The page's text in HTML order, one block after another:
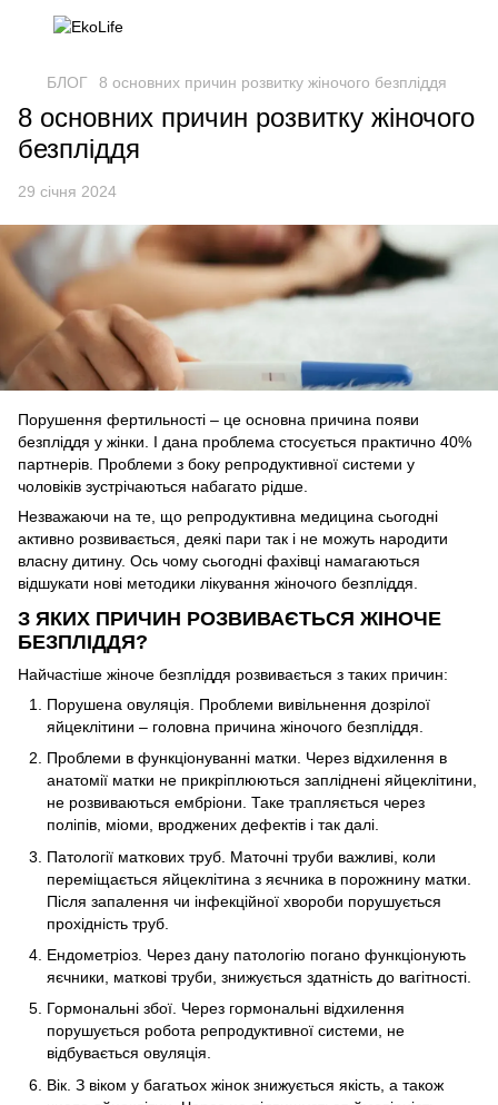
БЛОГ 8 основних причин розвитку жіночого безпліддя
8 основних причин розвитку жіночого
безпліддя
29 січня 2024
Порушення фертильності – це основна причина появи
безпліддя у жінки. І дана проблема стосується практично 40%
партнерів. Проблеми з боку репродуктивної системи у
чоловіків зустрічаються набагато рідше.
Незважаючи на те, що репродуктивна медицина сьогодні
активно розвивається, деякі пари так і не можуть народити
власну дитину. Ось чому сьогодні фахівці намагаються
відшукати нові методики лікування жіночого безпліддя.
З ЯКИХ ПРИЧИН РОЗВИВАЄТЬСЯ ЖІНОЧЕ
БЕЗПЛІДДЯ?
Найчастіше жіноче безпліддя розвивається з таких причин:
Порушена овуляція. Проблеми вивільнення дозрілої
яйцеклітини – головна причина жіночого безпліддя.
Проблеми в функціонуванні матки. Через відхилення в
анатомії матки не прикріплюються запліднені яйцеклітини,
не розвиваються ембріони. Таке трапляється через
поліпів, міоми, вроджених дефектів і так далі.
Патології маткових труб. Маточні труби важливі, коли
переміщається яйцеклітина з яєчника в порожнину матки.
Після запалення чи інфекційної хвороби порушується
прохідність труб.
Ендометріоз. Через дану патологію погано функціонують
яєчники, маткові труби, знижується здатність до вагітності.
Гормональні збої. Через гормональні відхилення
порушується робота репродуктивної системи, не
відбувається овуляція.
Вік. З віком у багатьох жінок знижується якість, а також